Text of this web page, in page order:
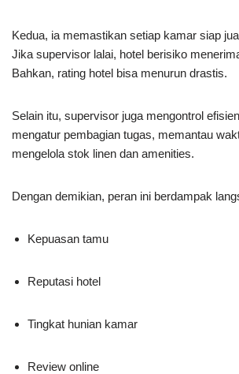
Kedua, ia memastikan setiap kamar siap
Jika supervisor lalai, hotel berisiko
Bahkan, rating hotel bisa menurun drastis.
Selain itu, supervisor juga mengontrol
mengatur pembagian tugas, memantau
mengelola stok linen dan amenities.
Dengan demikian, peran ini berdampak
Kepuasan tamu
Reputasi hotel
Tingkat hunian kamar
Review online